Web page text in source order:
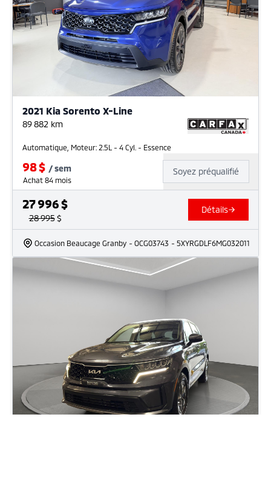
2021 Kia Sorento X-Line
89 882 km
Automatique, Moteur: 2.5L - 4 Cyl. - Essence
98$ /sem
Achat 84 mois
Soyez préqualifié
27 996$
28 995$
Détails
Occasion Beaucage Granby - OCG03743 - 5XYRGDLF6MG032011